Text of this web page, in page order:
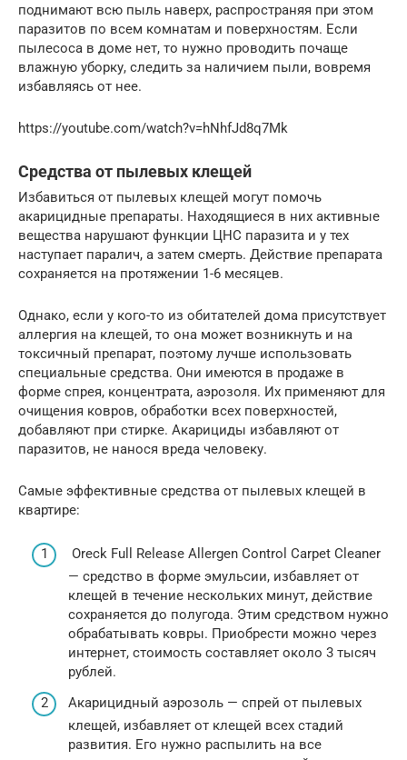
поднимают всю пыль наверх, распространяя при этом
паразитов по всем комнатам и поверхностям. Если
пылесоса в доме нет, то нужно проводить почаще
влажную уборку, следить за наличием пыли, вовремя
избавляясь от нее.
https://youtube.com/watch?v=hNhfJd8q7Mk
Средства от пылевых клещей
Избавиться от пылевых клещей могут помочь
акарицидные препараты. Находящиеся в них активные
вещества нарушают функции ЦНС паразита и у тех
наступает паралич, а затем смерть. Действие препарата
сохраняется на протяжении 1-6 месяцев.
Однако, если у кого-то из обитателей дома присутствует
аллергия на клещей, то она может возникнуть и на
токсичный препарат, поэтому лучше использовать
специальные средства. Они имеются в продаже в
форме спрея, концентрата, аэрозоля. Их применяют для
очищения ковров, обработки всех поверхностей,
добавляют при стирке. Акарициды избавляют от
паразитов, не нанося вреда человеку.
Самые эффективные средства от пылевых клещей в
квартире:
Oreck Full Release Allergen Control Carpet Cleaner
— средство в форме эмульсии, избавляет от
клещей в течение нескольких минут, действие
сохраняется до полугода. Этим средством нужно
обрабатывать ковры. Приобрести можно через
интернет, стоимость составляет около 3 тысяч
рублей.
Акарицидный аэрозоль — спрей от пылевых
клещей, избавляет от клещей всех стадий
развития. Его нужно распылить на все